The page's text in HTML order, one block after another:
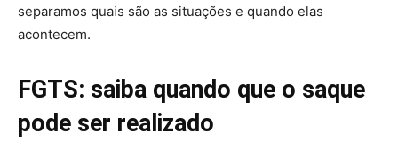
separamos quais são as situações e quando elas
acontecem.
FGTS: saiba quando que o saque
pode ser realizado